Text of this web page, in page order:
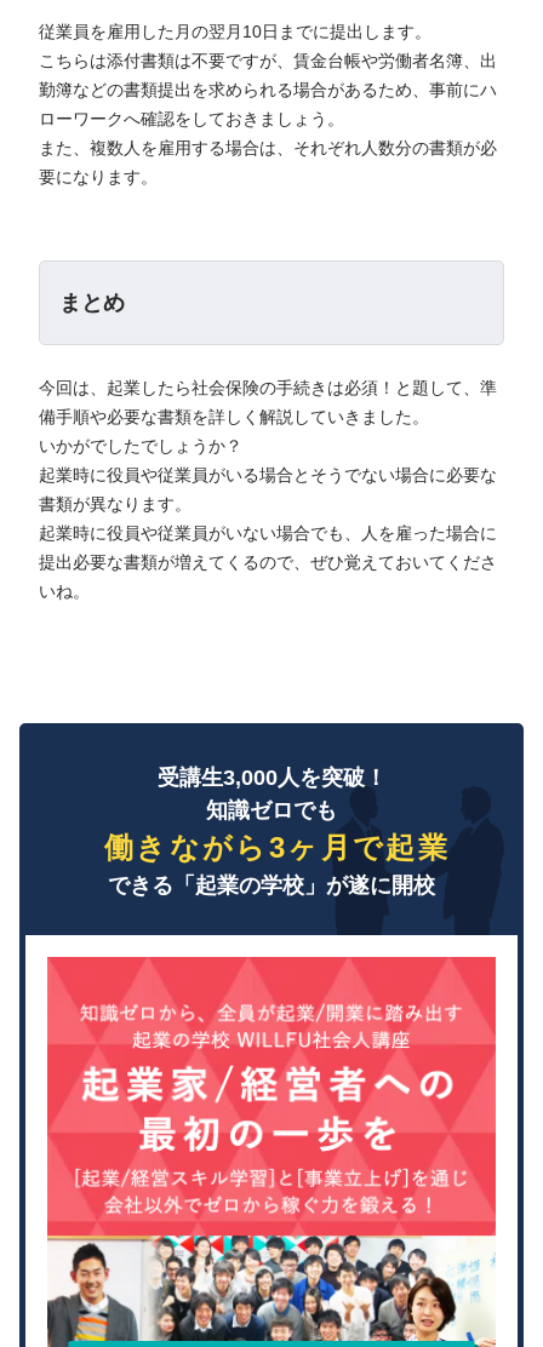
従業員を雇用した月の翌月10日までに提出します。
こちらは添付書類は不要ですが、賃金台帳や労働者名簿、出
勤簿などの書類提出を求められる場合があるため、事前にハ
ローワークへ確認をしておきましょう。
また、複数人を雇用する場合は、それぞれ人数分の書類が必
要になります。
まとめ
今回は、起業したら社会保険の手続きは必須！と題して、準
備手順や必要な書類を詳しく解説していきました。
いかがでしたでしょうか？
起業時に役員や従業員がいる場合とそうでない場合に必要な
書類が異なります。
起業時に役員や従業員がいない場合でも、人を雇った場合に
提出必要な書類が増えてくるので、ぜひ覚えておいてくださ
いね。
受講生3,000人を突破！
知識ゼロでも
働きながら3ヶ月で起業
できる「起業の学校」が遂に開校